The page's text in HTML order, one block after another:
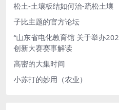
松土-土壤板结如何治-疏松土壤
子比主题的官方论坛
“山东省电化教育馆 关于举办
创新大赛赛事解读
高密的大集时间
小苏打的妙用（农业）